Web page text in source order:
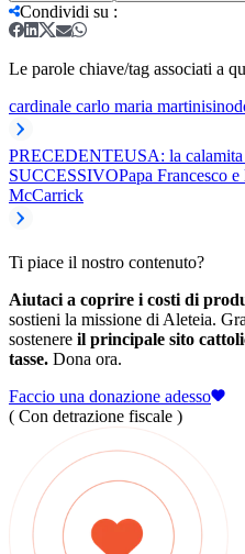
Condividi su :
Le parole chiave/tag associati a
cardinale carlo maria martini
PRECEDENTEUSA: la
SUCCESSIVOPapa Francesco
McCarrick
Ti piace il nostro contenuto?
Aiutaci a coprire i costi di
sostieni la missione di Aleteia.
sostenere il principale sito
tasse. Dona ora.
Faccio una donazione adesso
( Con detrazione fiscale )